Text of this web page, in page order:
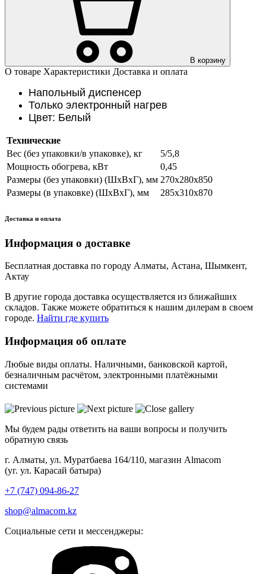
В корзину
О товаре Характеристики Доставка и оплата
Напольный диспенсер
Только электронный нагрев
Цвет: Белый
Технические
Вес (без упаковки/в упаковке), кг
5/5,8
Мощность обогрева, кВт
0,45
Размеры (без упаковки) (ШхВхГ), мм 270х280х850
Размеры (в упаковке) (ШхВхГ), мм
285х310х870
Доставка и оплата
Информация о доставке
Бесплатная доставка по городу Алматы, Астана, Шымкент,
Актау
В другие города доставка осуществляется из ближайших
складов. Также можете обратиться к нашим дилерам в своем
городе. Найти где купить
Информация об оплате
Любые виды оплаты. Наличными, банковской картой,
безналичным расчётом, электронными платёжными
системами
Мы будем рады ответить на ваши вопросы и получить
обратную связь
г. Алматы, ул. Муратбаева 164/110, магазин Almacom
(уг. ул. Карасай батыра)
+7 (747) 094-86-27
shop@almacom.kz
Социальные сети и мессенджеры: